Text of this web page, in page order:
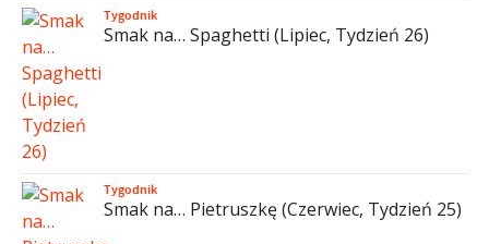
Tygodnik
Smak na… Spaghetti (Lipiec, Tydzień 26)
Tygodnik
Smak na… Pietruszkę (Czerwiec, Tydzień 25)